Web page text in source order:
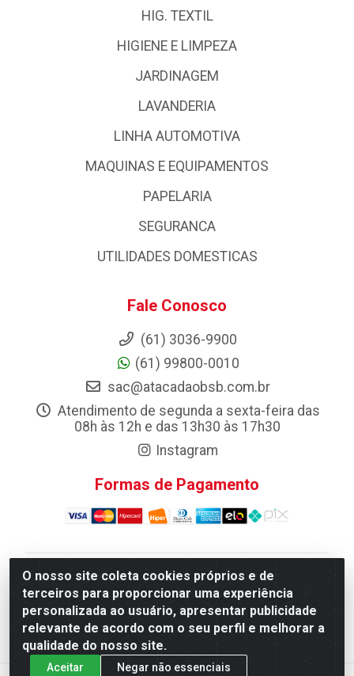
O nosso site coleta cookies próprios e de
terceiros para proporcionar uma experiência
personalizada ao usuário, apresentar publicidade
relevante de acordo com o seu perfil e melhorar a
qualidade do nosso site.
Aceitar Negar não essenciais
HIG. TEXTIL
HIGIENE E LIMPEZA
JARDINAGEM
LAVANDERIA
LINHA AUTOMOTIVA
MAQUINAS E EQUIPAMENTOS
PAPELARIA
SEGURANCA
UTILIDADES DOMESTICAS
Fale Conosco
(61) 3036-9900
(61) 99800-0010
sac@atacadaobsb.com.br
Atendimento de segunda a sexta-feira das
08h às 12h e das 13h30 às 17h30
Instagram
Formas de Pagamento
Atacadao da Limpeza F. Pereira Queiroz Comercio e
Distribuicao LTDA - Quadra Qi 10 Lotes 39 e, 41 - Setor
Industrial (Taguatinga), Brasília/DF - CEP 72.135-100 -
CNPJ 13.184.675/0001-80